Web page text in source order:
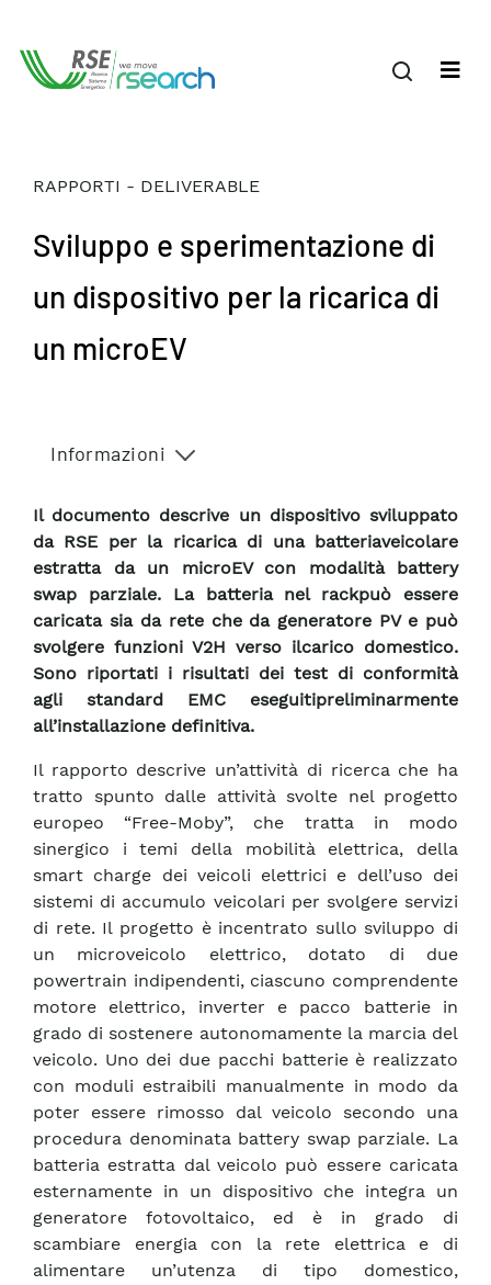
RAPPORTI - DELIVERABLE
Sviluppo e sperimentazione di
un dispositivo per la ricarica di
un microEV
Informazioni
Il documento descrive un dispositivo sviluppato
da RSE per la ricarica di una batteriaveicolare
estratta da un microEV con modalità battery
swap parziale. La batteria nel rackpuò essere
caricata sia da rete che da generatore PV e può
svolgere funzioni V2H verso ilcarico domestico.
Sono riportati i risultati dei test di conformità
agli standard EMC eseguitipreliminarmente
all’installazione definitiva.
Il rapporto descrive un’attività di ricerca che ha
tratto spunto dalle attività svolte nel progetto
europeo “Free-Moby”, che tratta in modo
sinergico i temi della mobilità elettrica, della
smart charge dei veicoli elettrici e dell’uso dei
sistemi di accumulo veicolari per svolgere servizi
di rete. Il progetto è incentrato sullo sviluppo di
un microveicolo elettrico, dotato di due
powertrain indipendenti, ciascuno comprendente
motore elettrico, inverter e pacco batterie in
grado di sostenere autonomamente la marcia del
veicolo. Uno dei due pacchi batterie è realizzato
con moduli estraibili manualmente in modo da
poter essere rimosso dal veicolo secondo una
procedura denominata battery swap parziale. La
batteria estratta dal veicolo può essere caricata
esternamente in un dispositivo che integra un
generatore fotovoltaico, ed è in grado di
scambiare energia con la rete elettrica e di
alimentare un’utenza di tipo domestico,